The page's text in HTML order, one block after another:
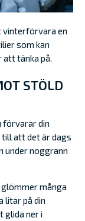
en
som kan
tänka på.
STÖLD
förvarar din
att det är dags
noggrann
många
litar på din
glida ner i